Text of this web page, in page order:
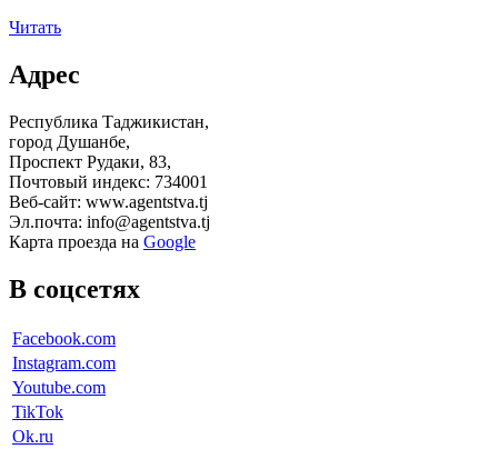
Читать
Адрес
Республика Таджикистан,
город Душанбе,
Проспект Рудаки, 83,
Почтовый индекс: 734001
Веб-сайт: www.agentstva.tj
Эл.почта: info@agentstva.tj
Карта проезда на Google
В соцсетях
Facebook.com
Instagram.com
Youtube.com
TikTok
Ok.ru